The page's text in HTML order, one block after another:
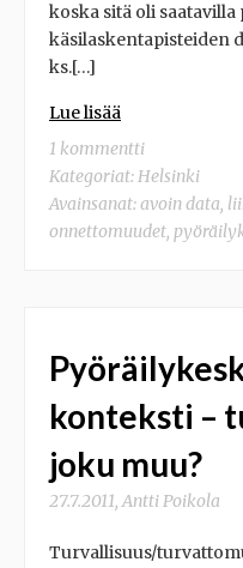
koska sitä oli saatavilla
käsilaskentapisteiden
ks.[…]
Lue lisää
1 kommentti
Kategoriat:Helsinki
Avainsanat:avoin data,
onnettomuudet,
konteksti –
joku muu?
27.7.2011,Antti Poikola
Turvallisuus/